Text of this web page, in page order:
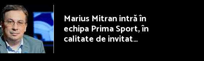
Marius Mitran intră în
echipa Prima Sport, în
calitate de invitat